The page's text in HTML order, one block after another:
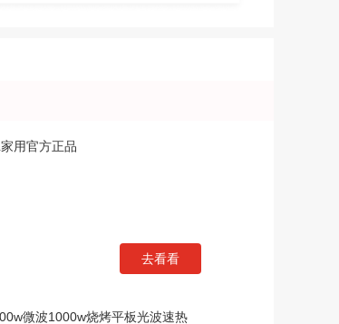
用官方正品
去看看
微波1000w烧烤平板光波速热